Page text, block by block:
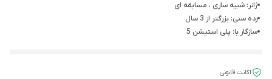
ژانر: شبیه سازی ، مسابقه ای
رده سنی: بزرگتر از 3 سال
سازگار با: پلی استیشن 5
اکانت قانونی